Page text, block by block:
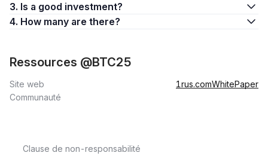
3. Is a good investment?
4. How many are there?
Ressources @BTC25
Site web 1rus.comWhitePaper
Communauté
Clause de non-responsabilité